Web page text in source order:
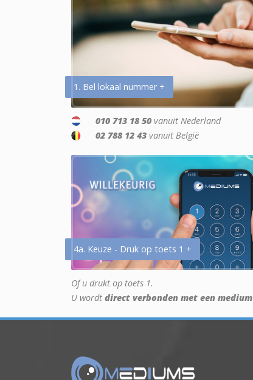
1. Bel lokaal nummer +
010 713 18 50 vanuit Nederland
02 788 12 43 vanuit België
4a. Keuze - Druk op toets 1 +
Of u drukt op toets 1.
U wordt direct verbonden met een medium